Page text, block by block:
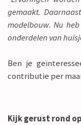
gemaakt.
modelbouw. Nu
onderdelen van
Ben je
contributie per
Kijk gerust rond